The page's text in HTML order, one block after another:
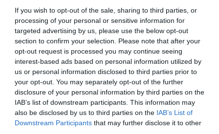
If you wish to opt-out of the sale, sharing to third parties, or
processing of your personal or sensitive information for
targeted advertising by us, please use the below opt-out
section to confirm your selection. Please note that after your
opt-out request is processed you may continue seeing
interest-based ads based on personal information utilized by
us or personal information disclosed to third parties prior to
your opt-out. You may separately opt-out of the further
disclosure of your personal information by third parties on the
IAB’s list of downstream participants. This information may
also be disclosed by us to third parties on the IAB’s List of
Downstream Participants that may further disclose it to other